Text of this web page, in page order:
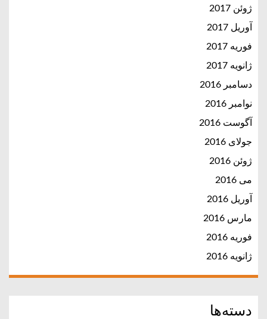
ژوئن 2017
آوریل 2017
فوریه 2017
ژانویه 2017
دسامبر 2016
نوامبر 2016
آگوست 2016
جولای 2016
ژوئن 2016
می 2016
آوریل 2016
مارس 2016
فوریه 2016
ژانویه 2016
دسته‌ها